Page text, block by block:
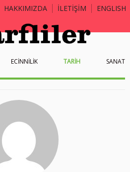
HAKKIMIZDA İLETİŞİM ENGLISH
ECİNNİLİK TARİH SANAT